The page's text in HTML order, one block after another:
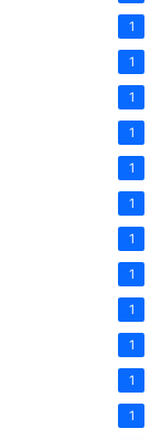
1
1
1
1
1
1
1
1
1
1
1
1